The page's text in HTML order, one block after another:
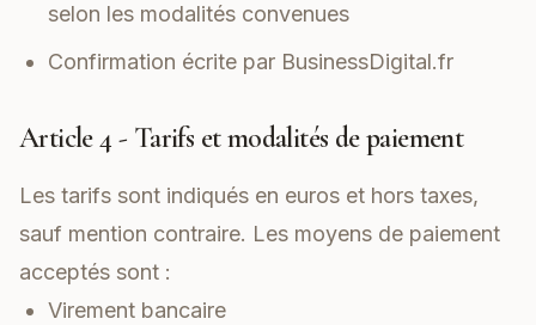
selon les modalités convenues
Confirmation écrite par BusinessDigital.fr
Article 4 - Tarifs et modalités de paiement
Les tarifs sont indiqués en euros et hors taxes,
sauf mention contraire. Les moyens de paiement
acceptés sont :
Virement bancaire